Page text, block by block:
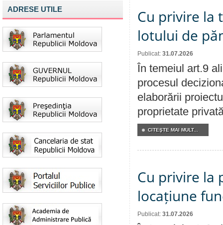
ADRESE UTILE
Cu privire la
lotului de
Publicat: 31.07.2026
În temeiul art.9
procesul
elaborării
proprietate
CITEŞTE MAI MULT...
Cu privire la
locațiune
Publicat: 31.07.2026